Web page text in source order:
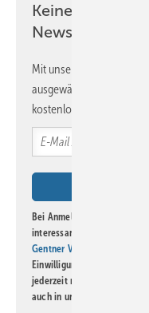
Keine Zeit?
Newsletter!
Mit unserem Newsletter
ausgewählte
kostenlos direkt ins
Bei Anmeldung zu diesem
interessante Verlags- und
Gentner Verlag GmbH & Co.
Einwilligung kann ich
jederzeit möglich.
auch in unserer